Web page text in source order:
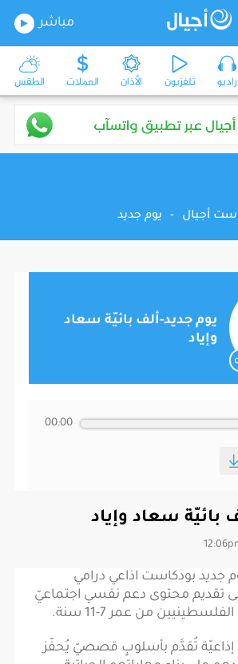
مباشر
راديو تلفزيون الأذان العملات الطقس
أجيال - يوم جديد
يوم جديد-ألف بائيّة سعاد
وإياد
00:00
بائيّة سعاد وإياد
جديد بودكاست اذاعي درامي
تقديم محتوى دعم نفسي اجتماعيّ
من عمر 7-11 سنة.
إذاعيّة تُقدَّم بأسلوبٍ قصصيّ يُحفّز